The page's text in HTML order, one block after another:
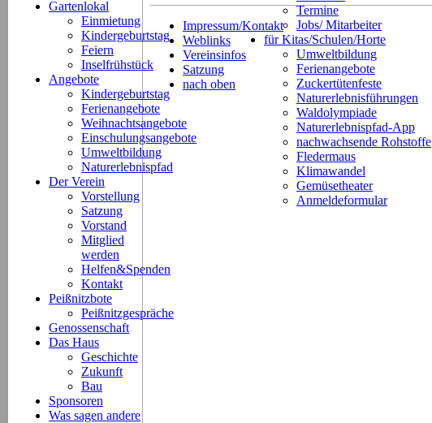
Termine
Jobs/ Mitarbeiter
für Kitas/Schulen/Horte
Umweltbildung
Ferienangebote
Zuckertütenfeste
Naturerlebnisführungen
Waldolympiade
Naturerlebnispfad-App
nachwachsende Rohstoffe
Fledermaus
Klimawandel
Gemüsetheater
Anmeldeformular
Gartenlokal
Einmietung
Kindergeburtstag
Feiern
Inselfrühstück
Angebote
Kindergeburtstag
Ferienangebote
Weihnachtsangebote
Einschulungsangebote
Umweltbildung
Naturerlebnispfad
Der Verein
Vorstellung
Satzung
Vorstand
Mitglied
werden
Helfen&Spenden
Kontakt
Peißnitzbote
Peißnitzgespräche
Genossenschaft
Das Haus
Geschichte
Zukunft
Bau
Sponsoren
Was sagen andere
Impressum/Kontakt
Weblinks
Vereinsinfos
Satzung
nach oben